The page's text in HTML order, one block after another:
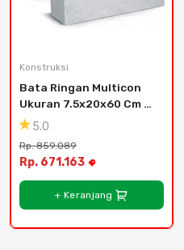
Konstruksi
Bata Ringan Multicon
Ukuran 7.5x20x60 Cm
(12.6 M3) - Jakarta
5.0
Rp. 859.089
Rp. 671.163
+ Keranjang